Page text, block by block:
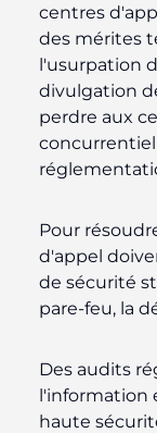
centres
des mérites
l'usurpation
divulgation
perdre aux
Pour
d'appel
de sécurité
pare-feu, la
Des audits
l'information
haute